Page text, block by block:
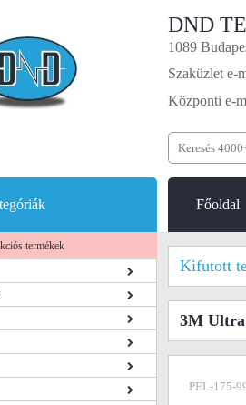
DND
1089
Szaküzlet e-
Központi e-
Főoldal
termékek
Kifutott
3M
PEL-175-